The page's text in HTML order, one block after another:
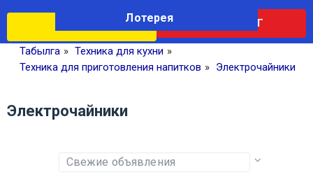
КАТАЛОГ
Лотерея
Табылга » Техника для кухни »
Техника для приготовления напитков » Электрочайники
Электрочайники